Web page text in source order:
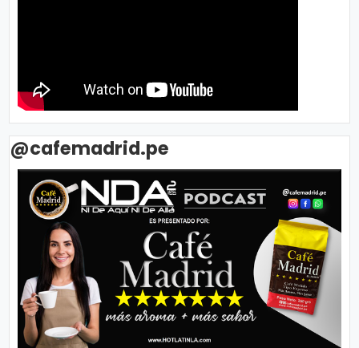
@cafemadrid.pe